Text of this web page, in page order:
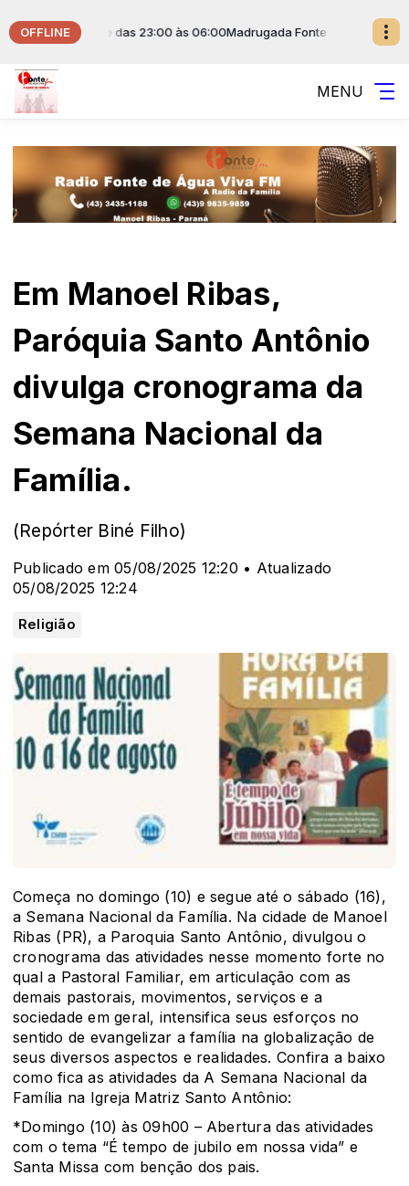
OFFLINE
da Fonte das 23:00 às 06:00Madrugada Fonte de Água Viva
MENU
Em Manoel Ribas,
Paróquia Santo Antônio
divulga cronograma da
Semana Nacional da
Família.
(Repórter Biné Filho)
Publicado em 05/08/2025 12:20 • Atualizado
05/08/2025 12:24
Religião
Começa no domingo (10) e segue até o sábado (16),
a Semana Nacional da Família. Na cidade de Manoel
Ribas (PR), a Paroquia Santo Antônio, divulgou o
cronograma das atividades nesse momento forte no
qual a Pastoral Familiar, em articulação com as
demais pastorais, movimentos, serviços e a
sociedade em geral, intensifica seus esforços no
sentido de evangelizar a família na globalização de
seus diversos aspectos e realidades. Confira a baixo
como fica as atividades da A Semana Nacional da
Família na Igreja Matriz Santo Antônio:
*Domingo (10) às 09h00 – Abertura das atividades
com o tema “É tempo de jubilo em nossa vida” e
Santa Missa com benção dos pais.